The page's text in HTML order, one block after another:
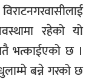
रहेको यो
भत्काईएको छ ।
बन्ने गरको छ